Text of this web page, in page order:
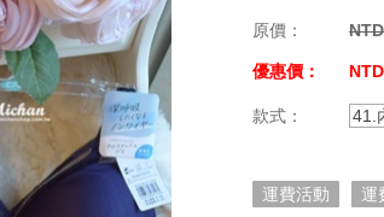
原價：
優惠價：
款式： 41.
運費活動 運